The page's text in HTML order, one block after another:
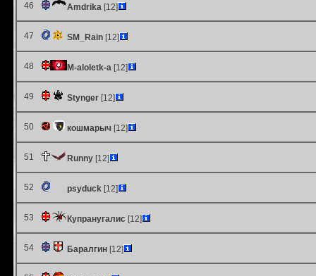
46 Amdrika [12]
47 SM_Rain [12]
48 M-aloletk-a [12]
49 Stynger [12]
50 кошмарыч [12]
51 Runny [12]
52 psyduck [12]
53 Купранугалис [12]
54 Баралгин [12]